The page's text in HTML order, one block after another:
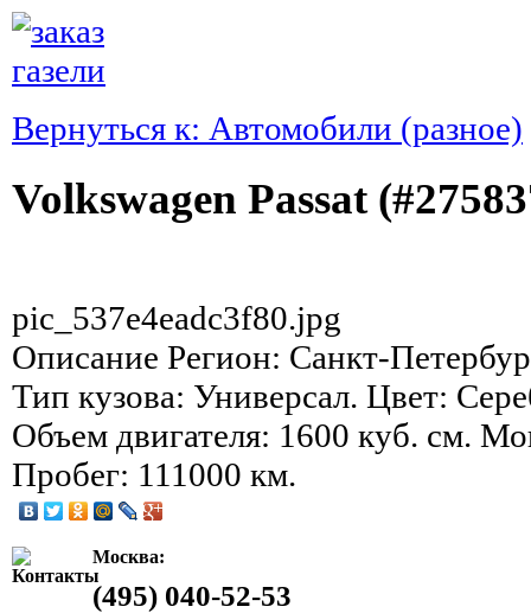
Вернуться к: Автомобили (разное)
Volkswagen Passat
pic_537e4eadc3f80.jpg
Описание Регион: Санкт-
Тип кузова: Универсал. Цвет:
Объем двигателя: 1600 куб. см.
Пробег: 111000 км.
Москва:
(495) 040-52-53